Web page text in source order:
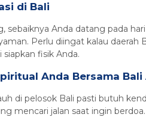
di Bali
sebaiknya Anda datang pada
Perlu diingat kalau daerah
siapkan fisik Anda.
Anda Bersama Bali
di pelosok Bali pasti butuh
mencari jalan saat ingin berdoa.